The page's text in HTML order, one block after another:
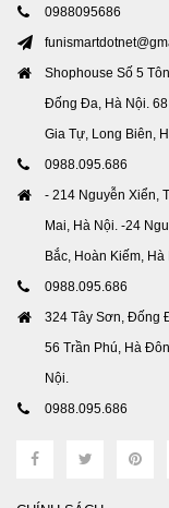
0988095686
Shophouse Số 5
Đống Đa, Hà Nội.
Gia Tự, Long Biên,
0988.095.686
- 214 Nguyễn Xiển,
Mai, Hà Nội. -24
Bắc, Hoàn Kiếm,
0988.095.686
324 Tây Sơn, Đống
56 Trần Phú, Hà
Nội.
0988.095.686